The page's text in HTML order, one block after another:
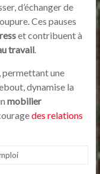
d’échanger de
Ces pauses
et contribuent à
travail.
permettant une
dynamise la
mobilier
des relations